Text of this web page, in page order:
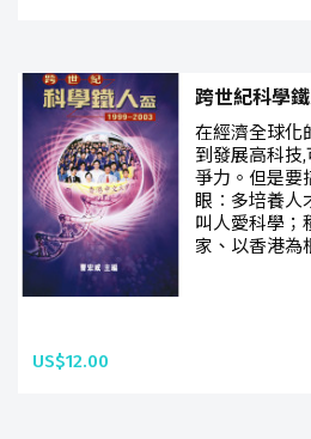
跨世紀科學
在經濟全球化
到發展高科技
爭力。但是要
眼︰多培養人
叫人愛科學；
家、以香港為
US$12.00